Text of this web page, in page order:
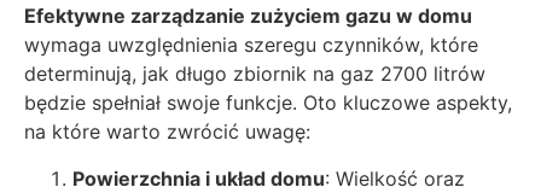
Efektywne zarządzanie zużyciem gazu w domu
wymaga uwzględnienia szeregu czynników, które
determinują, jak długo zbiornik na gaz 2700 litrów
będzie spełniał swoje funkcje. Oto kluczowe aspekty,
na które warto zwrócić uwagę:
Powierzchnia i układ domu: Wielkość oraz